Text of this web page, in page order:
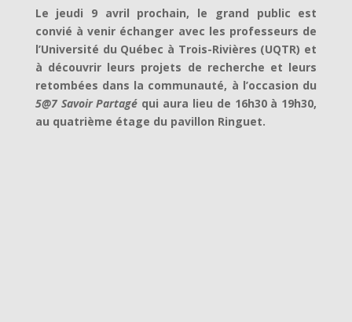
Le jeudi 9 avril prochain, le grand public est
convié à venir échanger avec les professeurs de
l’Université du Québec à Trois-Rivières (UQTR) et
à découvrir leurs projets de recherche et leurs
retombées dans la communauté, à l’occasion du
5@7 Savoir Partagé qui aura lieu de 16h30 à 19h30,
au quatrième étage du pavillon Ringuet.